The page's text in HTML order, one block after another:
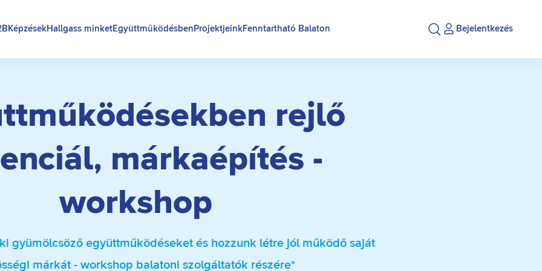
KépzésekHallgass minketEgyüttműködésben ProjektjeinkFenntartható Balaton Bejelentkezés
rejlő
márkaépítés -
workshop
gyümölcsöző együttműködéseket és hozzunk létre jól működő saját
márkát - workshop balatoni szolgáltatók részére*